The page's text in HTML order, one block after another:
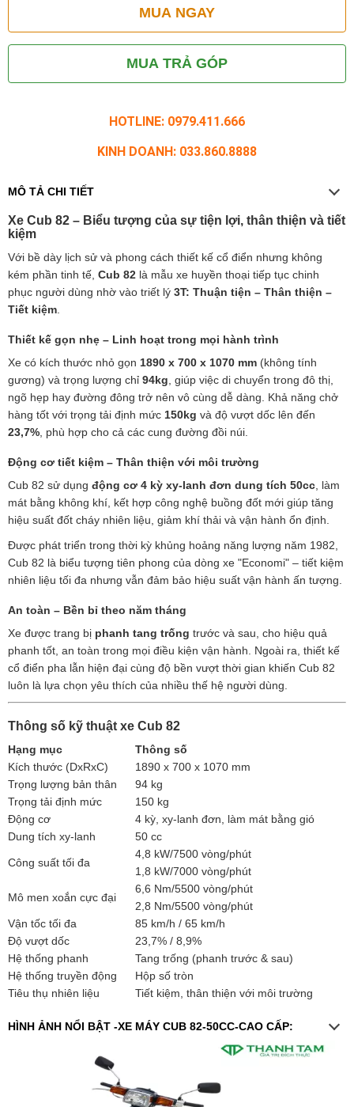
MUA NGAY
MUA TRẢ GÓP
HOTLINE: 0979.411.666
KINH DOANH: 033.860.8888
MÔ TẢ CHI TIẾT
Xe Cub 82 – Biểu tượng của sự tiện lợi, thân thiện và tiết
kiệm
Với bề dày lịch sử và phong cách thiết kế cổ điển nhưng không
kém phần tinh tế, Cub 82 là mẫu xe huyền thoại tiếp tục chinh
phục người dùng nhờ vào triết lý 3T: Thuận tiện – Thân thiện –
Tiết kiệm
Thiết kế gọn nhẹ – Linh hoạt trong mọi hành trình
Xe có kích thước nhỏ gọn 1890 x 700 x 1070 mm (không tính
gương) và trọng lượng chỉ 94kg , giúp việc di chuyển trong đô thị,
ngõ hẹp hay đường đông trở nên vô cùng dễ dàng. Khả năng chở
hàng tốt với trọng tải định mức 150kg và độ vượt dốc lên đến
23,7% , phù hợp cho cả các cung đường đồi núi.
Động cơ tiết kiệm – Thân thiện với môi trường
Cub 82 sử dụng động cơ 4 kỳ xy-lanh đơn dung tích 50cc , làm
mát bằng không khí, kết hợp công nghệ buồng đốt mới giúp tăng
hiệu suất đốt cháy nhiên liệu, giảm khí thải và vận hành ổn định.
Được phát triển trong thời kỳ khủng hoảng năng lượng năm 1982,
Cub 82 là biểu tượng tiên phong của dòng xe "Economi" – tiết kiệm
nhiên liệu tối đa nhưng vẫn đảm bảo hiệu suất vận hành ấn tượng.
An toàn – Bền bỉ theo năm tháng
Xe được trang bị phanh tang trống trước và sau, cho hiệu quả
phanh tốt, an toàn trong mọi điều kiện vận hành. Ngoài ra, thiết kế
cổ điển pha lẫn hiện đại cùng độ bền vượt thời gian khiến Cub 82
luôn là lựa chọn yêu thích của nhiều thế hệ người dùng.
Thông số kỹ thuật xe Cub 82
Hạng mục
Thông số
Kích thước (DxRxC)
1890 x 700 x 1070 mm
Trọng lượng bản thân
94 kg
Trọng tải định mức
150 kg
Động cơ
4 kỳ, xy-lanh đơn, làm mát bằng gió
Dung tích xy-lanh
50 cc
Công suất tối đa
4,8 kW/7500 vòng/phút
1,8 kW/7000 vòng/phút
Mô men xoắn cực đại
6,6 Nm/5500 vòng/phút
2,8 Nm/5500 vòng/phút
Vận tốc tối đa
85 km/h / 65 km/h
Độ vượt dốc
23,7% / 8,9%
Hệ thống phanh
Tang trống (phanh trước & sau)
Hệ thống truyền động
Hộp số tròn
Tiêu thụ nhiên liệu
Tiết kiệm, thân thiện với môi trường
HÌNH ẢNH NỔI BẬT -XE MÁY CUB 82-50CC-CAO CẤP: